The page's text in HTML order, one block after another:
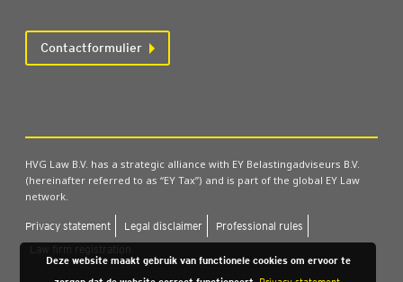
Contactformulier
HVG Law B.V. has a strategic alliance with EY Belastingadviseurs B.V.
(hereinafter referred to as “EY Tax”) and is part of the global EY Law
network.
Pri­va­cy sta­te­ment Legal dis­clai­mer
Pro­fes­si­o­nal rules
Deze website maakt gebruik van functionele cookies om ervoor te